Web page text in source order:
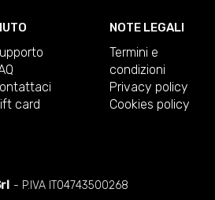
card
NOTE LEGALI
Termini e
condizioni
Privacy policy
Cookies policy
- P.IVA IT04743500268